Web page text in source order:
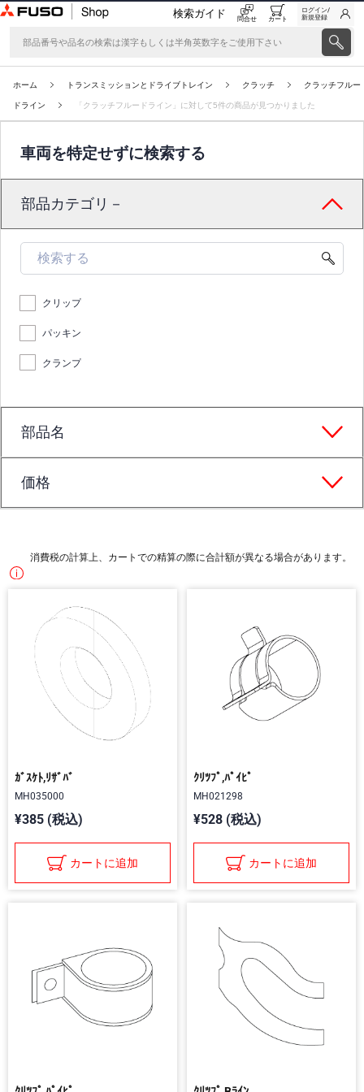
検索ガイド 問合せ カート
ログイン/
新規登録
ホーム トランスミッションとドライブトレイン クラッチ クラッチフルー
ドライン 「クラッチフルードライン」に対して5件の商品が見つかりました
車両を特定せずに検索する
部品カテゴリ－
クリップ
パッキン
クランプ
部品名
価格
消費税の計算上、カートでの精算の際に合計額が異なる場合があります。
ｶﾞｽｹﾄ,ﾘｻﾞﾊﾞ
MH035000
¥385 (税込)
カートに追加
ｸﾘﾂﾌﾟ,ﾊﾟｲﾋﾟ
MH021298
¥528 (税込)
カートに追加